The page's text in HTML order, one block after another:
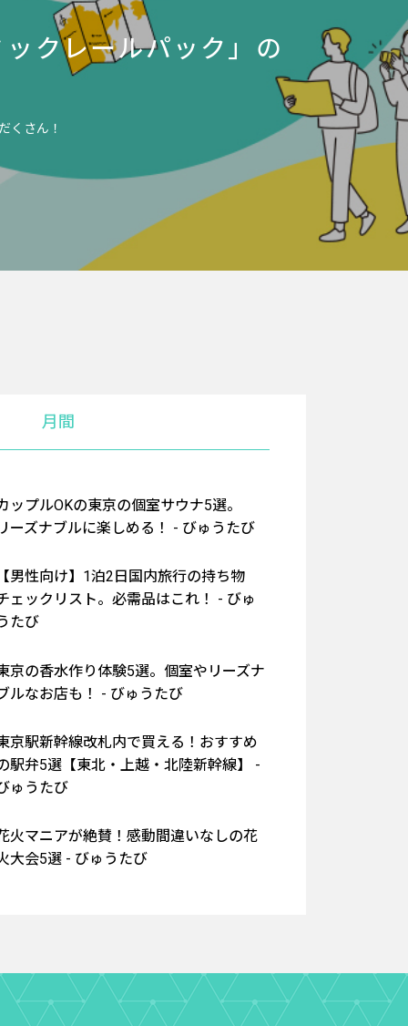
クレールパック」の
くさん！
月間
ップルOKの東京の個室サウナ5選。
ーズナブルに楽しめる！ - びゅうたび
男性向け】1泊2日国内旅行の持ち物
ェックリスト。必需品はこれ！ - びゅ
たび
京の香水作り体験5選。個室やリーズナ
ルなお店も！ - びゅうたび
京駅新幹線改札内で買える！おすすめ
駅弁5選【東北・上越・北陸新幹線】 -
ゅうたび
火マニアが絶賛！感動間違いなしの花
大会5選 - びゅうたび